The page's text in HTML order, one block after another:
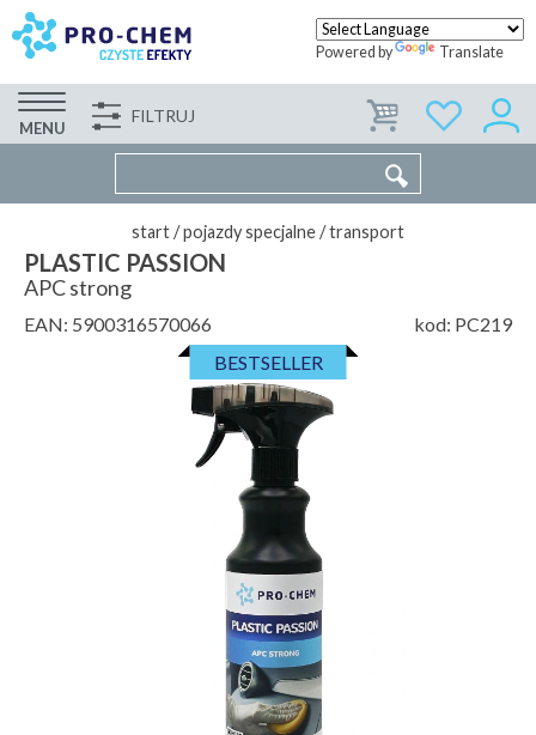
Powered by Translate
MENU
FILTRUJ WSPÓŁPRACA KONTAKT
start/pojazdy specjalne/transport
PLASTIC PASSION
APC strong
EAN: 5900316570066 kod: PC219
BESTSELLER